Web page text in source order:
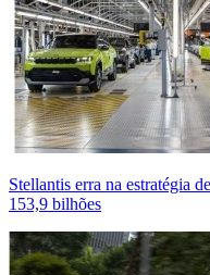
Stellantis erra na estratégia
153,9 bilhões